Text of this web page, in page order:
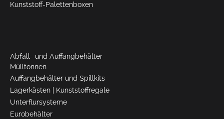
Kunststoff-Palettenboxen
Abfall- und Auffangbehälter
Mülltonnen
Auffangbehälter und Spillkits
Lagerkästen
Kunststoffregale
Unterflursysteme
Eurobehälter